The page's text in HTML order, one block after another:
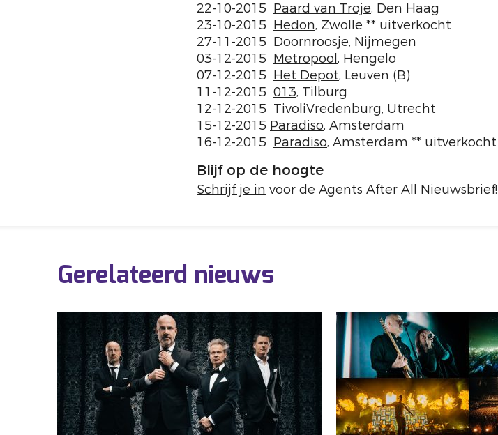
22-10-2015 Paard van Troje, Den Haag
23-10-2015 Hedon, Zwolle ** uitverkocht
27-11-2015 Doornroosje, Nijmegen
03-12-2015 Metropool , Hengelo
07-12-2015 Het Depot, Leuven (B)
11-12-2015 013, Tilburg
12-12-2015 TivoliVredenburg, Utrecht
15-12-2015 Paradiso, Amsterdam
16-12-2015 Paradiso, Amsterdam ** uitverkocht
Blijf op de hoogte
Schrijf je in voor de Agents After All Nieuwsbrief!
Gerelateerd nieuws